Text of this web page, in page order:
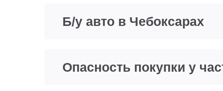
Б/у авто в Чебоксарах
Опасность покупки у